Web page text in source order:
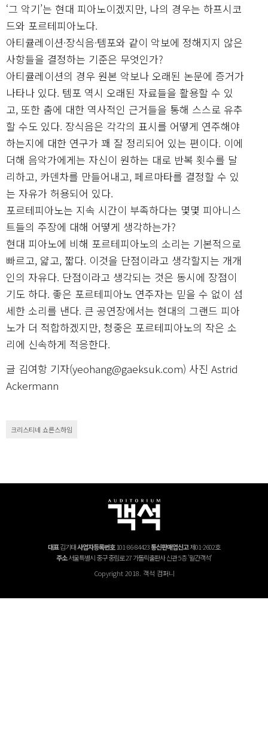
‘그 악기’는 현대 피아노이겠지만, 나의 경우는 하프시코
드와 포르테피아노다.
아티큘레이션·장식음·템포와 같이 악보에 정해지지 않은
사항들을 결정하는 기준은 무엇인가?
아티큘레이션의 경우 원본 악보나 오래된 논문에 증거가
나타나 있다. 템포 역시 오래된 자료들을 활용할 수 있
고, 또한 춤에 대한 역사적인 근거들을 통해 스스로 유추
할 수도 있다. 장식음은 각각의 표시를 어떻게 연주해야
하는지에 대한 연구가 꽤 잘 정리되어 있는 편이다. 이에
더해 음악가에게는 자신이 원하는 대로 반복 횟수를 달
리하고, 카덴차를 만들어내고, 페르마타를 결정할 수 있
는 자유가 허용되어 있다.
포르테피아노는 지속 시간이 부족하다는 몇몇 피아니스
트들의 주장에 대해 어떻게 생각하는가?
현대 피아노에 비해 포르테피아노의 소리는 기본적으로
빠르고, 얇고, 짧다. 이것을 단점이라고 생각할지는 개개
인의 자유다. 단점이라고 생각되는 것은 동시에 장점이
기도 하다. 좋은 포르테피아노 연주자는 믿을 수 없이 섬
세한 소리를 낸다. 큰 공연장에서는 현대의 그랜드 피아
노가 더 적합하겠지만, 청중은 포르테피아노의 작은 소
리에 신속하게 적응한다.
글 김여항 기자(yeohang@gaeksuk.com) 사진 Astrid
Ackermann
크리스티네 쇼른스하임
대표김기태사업자등록번호101-86-84423통신판매업신고제01-2602호
주소서울특별시 중구 중림로 27 가톨릭출판사 신관 5층 '월간객석'
Copyright 2018. 객석 컴퍼니